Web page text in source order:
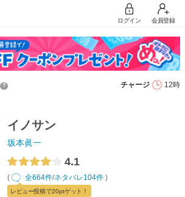
ログイン 会員登録
？ チャージ 12時
イノサン
坂本眞一
4.1
( 全664件/ネタバレ104件 )
レビュー投稿で20ptゲット！